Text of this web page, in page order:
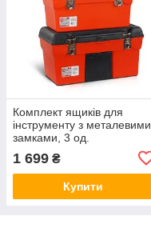
Комплект ящиків для
інструменту з металевими
замками, 3 од.
13"/16,5"/19" INTERTOOL
BX-0006
1 699 ₴
Купити